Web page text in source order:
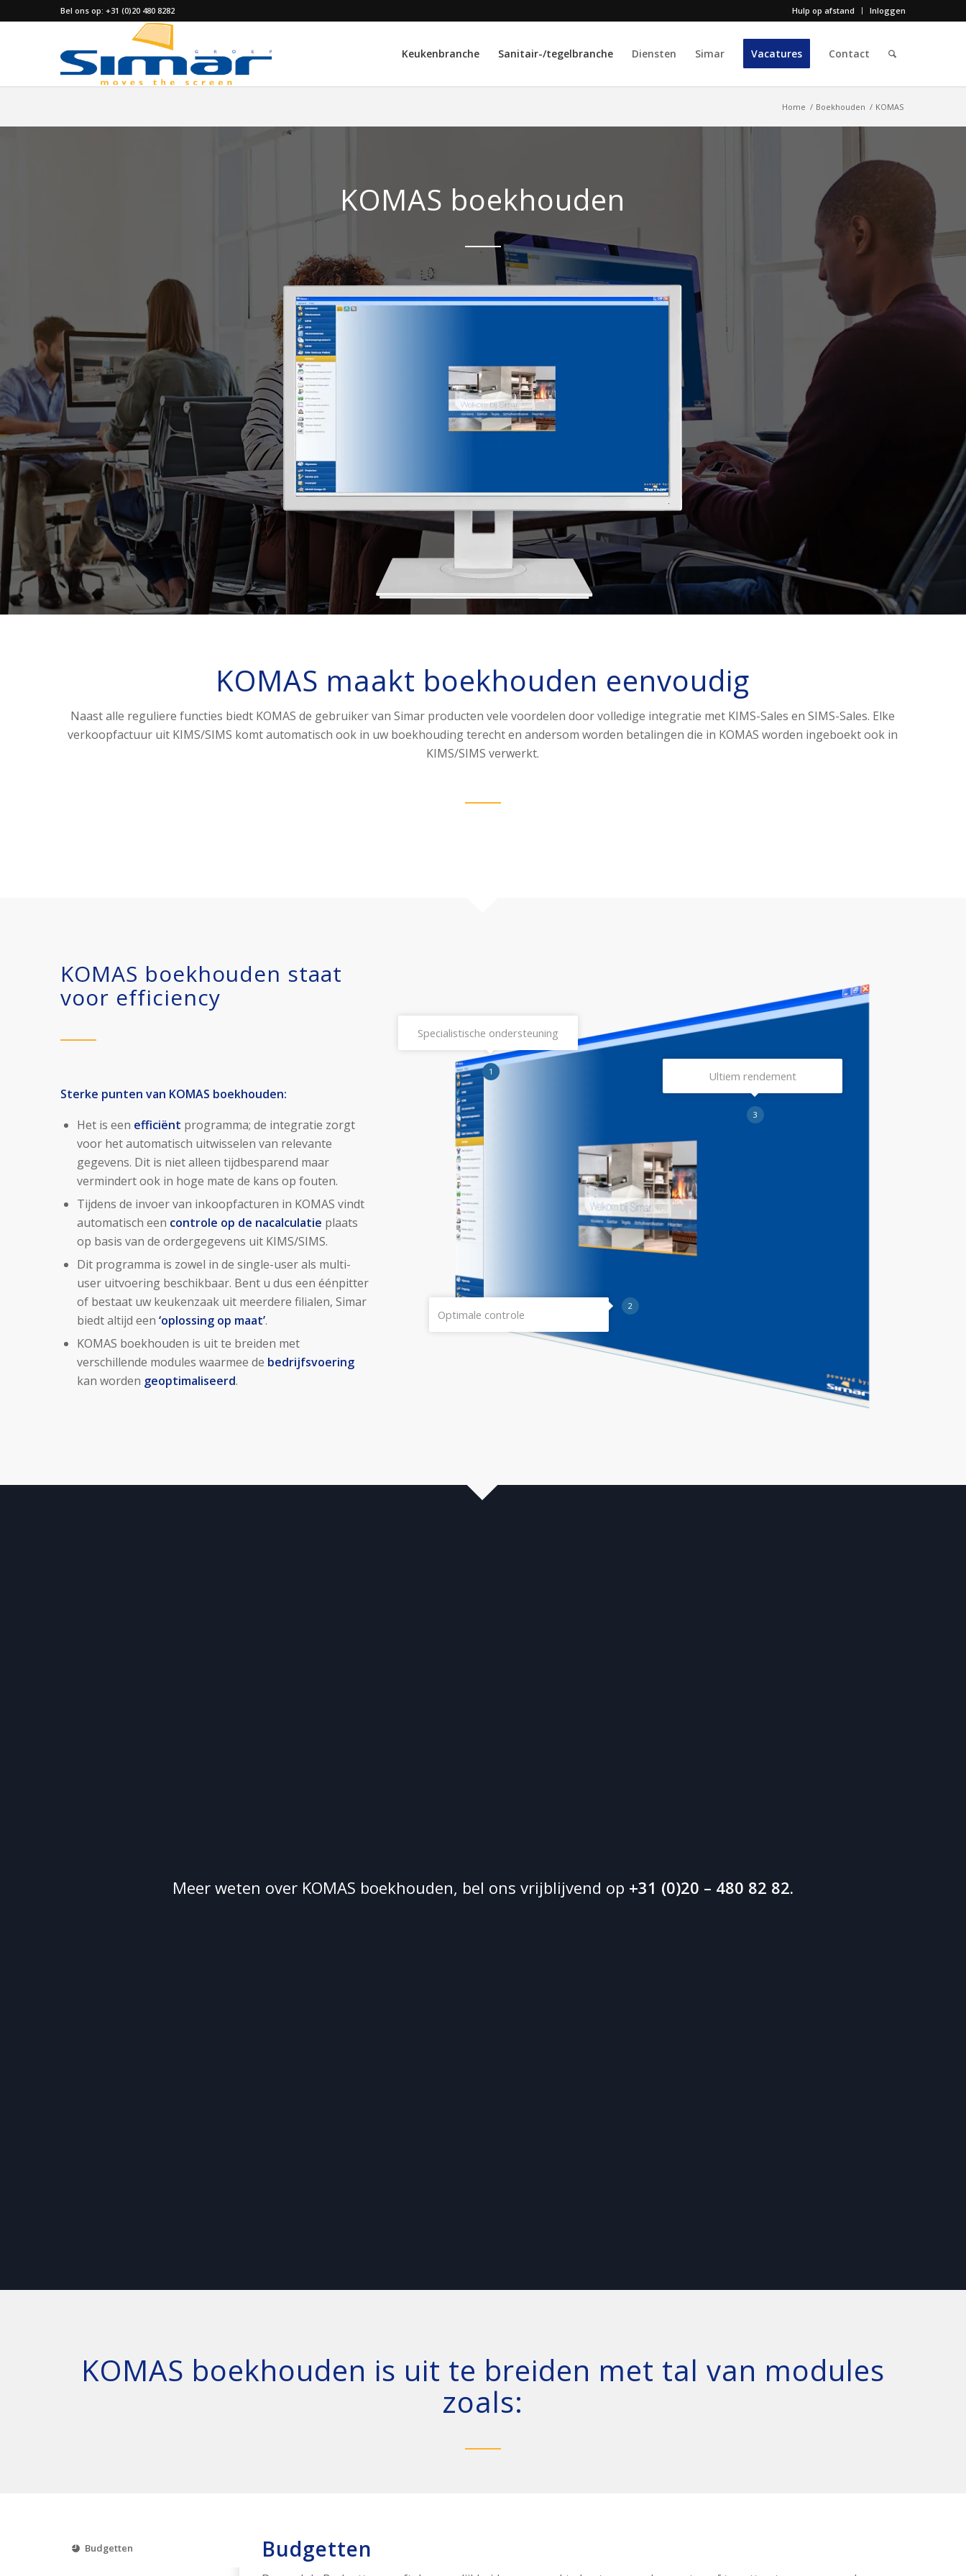
Hulp op afstand Inloggen
Bel ons op: +31 (0)20 480 8282
Keukenbranche Sanitair-/tegelbranche Diensten Simar Vacatures Contact
Home / Boekhouden / KOMAS
KOMAS boekhouden
KOMAS maakt boekhouden eenvoudig
Naast alle reguliere functies biedt KOMAS de gebruiker van Simar producten vele voordelen door volledige integratie met KIMS-Sales en SIMS-Sales. Elke
verkoopfactuur uit KIMS/SIMS komt automatisch ook in uw boekhouding terecht en andersom worden betalingen die in KOMAS worden ingeboekt ook in
KIMS/SIMS verwerkt.
KOMAS boekhouden staat
voor efficiency
Sterke punten van KOMAS boekhouden:
Het is een efficiënt programma; de integratie zorgt
voor het automatisch uitwisselen van relevante
gegevens. Dit is niet alleen tijdbesparend maar
vermindert ook in hoge mate de kans op fouten.
Tijdens de invoer van inkoopfacturen in KOMAS vindt
automatisch een controle op de nacalculatie plaats
op basis van de ordergegevens uit KIMS/SIMS.
Dit programma is zowel in de single-user als multi-
user uitvoering beschikbaar. Bent u dus een éénpitter
of bestaat uw keukenzaak uit meerdere filialen, Simar
biedt altijd een ‘oplossing op maat’.
KOMAS boekhouden is uit te breiden met
verschillende modules waarmee de bedrijfsvoering
kan worden geoptimaliseerd.
1
Specialistische ondersteuning
2
Optimale controle
3
Ultiem rendement
Meer weten over KOMAS boekhouden, bel ons vrijblijvend op +31 (0)20 – 480 82 82.
KOMAS boekhouden is uit te breiden met tal van modules
zoals:
Budgetten Budgetten